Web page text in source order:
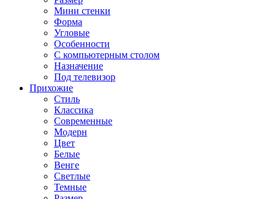
Мини стенки
Форма
Угловые
Особенности
С компьютерным столом
Назначение
Под телевизор
Прихожие
Стиль
Классика
Современные
Модерн
Цвет
Белые
Венге
Светлые
Темные